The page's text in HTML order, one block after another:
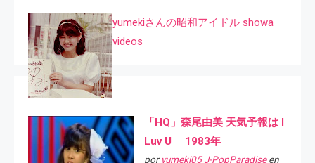
yumekiさんの昭和アイドル showa
videos
「HQ」森尾由美 天気予報は I
Luv U 1983年
por yumeki05 J-PopParadiseen